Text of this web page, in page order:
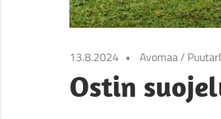
13.8.2024 Avomaa/
Ostin